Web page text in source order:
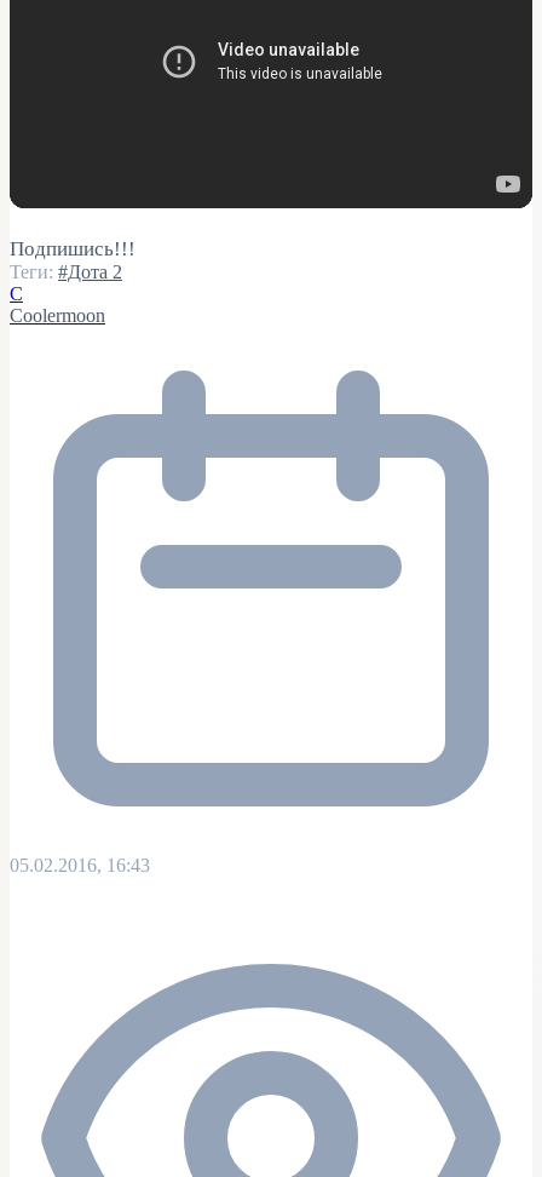
Подпишись!!!
Теги: #Дота 2
C
Coolermoon
05.02.2016, 16:43